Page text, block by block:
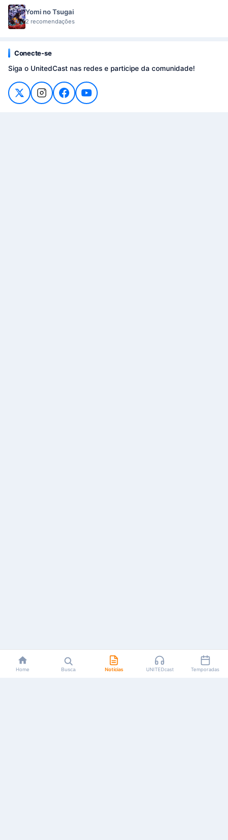
Yomi no Tsugai
2 recomendações
Conecte-se
Siga o UnitedCast nas redes e participe da comunidade!
Home Busca Notícias UNITEDcast Temporadas